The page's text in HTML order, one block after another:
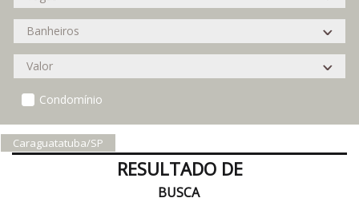
Condomínio
Caraguatatuba/SP
RESULTADO DE
BUSCA